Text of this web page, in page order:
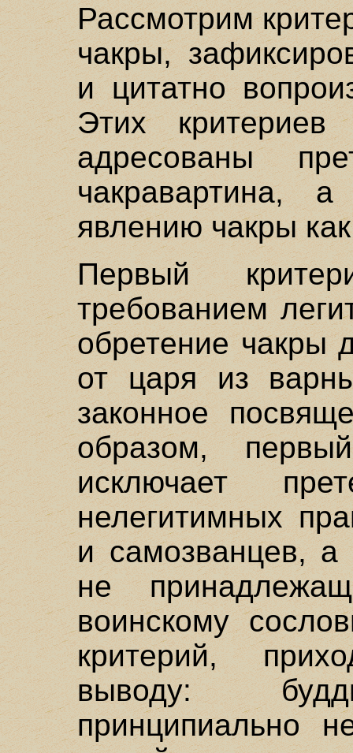
Рассмотрим
чакры,
и цитатно
Этих
адресованы
чакравартина,
явлению чакры
Первый
требованием
обретение чакры
от царя из
законное
образом,
исключает
нелегитимных
и самозванцев,
не
воинскому
критерий,
выводу:
принципиально